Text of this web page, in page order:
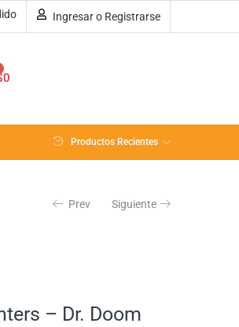
Ingresar o Registrarse
0
Productos Recientes
Prev Siguiente
Sin existencias
– Dr. Doom